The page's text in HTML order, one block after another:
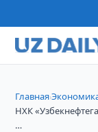
Главная›
НХК
…